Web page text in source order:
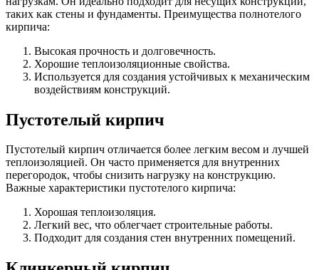
таких как стены и фундаменты. Преимущества полнотелого
кирпича:
Высокая прочность и долговечность.
Хорошие теплоизоляционные свойства.
Используется для создания устойчивых к механическим
воздействиям конструкций.
Пустотелый кирпич
Пустотелый кирпич отличается более легким весом и лучшей
теплоизоляцией. Он часто применяется для внутренних
перегородок, чтобы снизить нагрузку на конструкцию.
Важные характеристики пустотелого кирпича:
Хорошая теплоизоляция.
Легкий вес, что облегчает строительные работы.
Подходит для создания стен внутренних помещений.